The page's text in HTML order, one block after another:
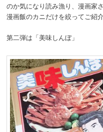
ツ
へ
移
動
へ
移
動
のか気になり読み漁り、漫画家
漫画飯のカニだけを絞ってご紹介
第二弾は「美味しんぼ」